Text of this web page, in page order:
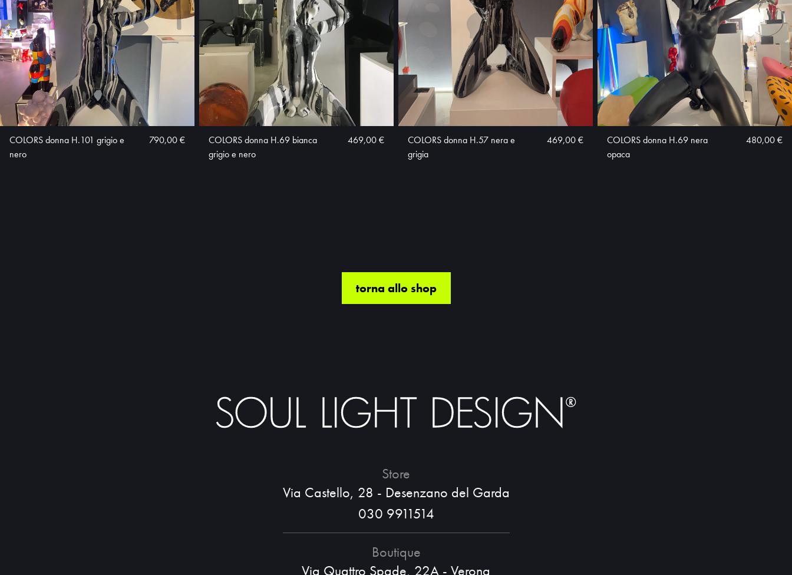
COLORS donna H.101 grigio e
nero
790,00 €
COLORS donna H.69 bianca
grigio e nero
469,00 €
COLORS donna H.57 nera e
grigia
469,00 €
COLORS donna H.69 nera
opaca
480,00 €
torna allo shop
Store
Via Castello, 28 - Desenzano del Garda
030 9911514
Boutique
Via Quattro Spade, 22A - Verona